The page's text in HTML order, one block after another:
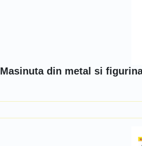
Masinuta din metal si